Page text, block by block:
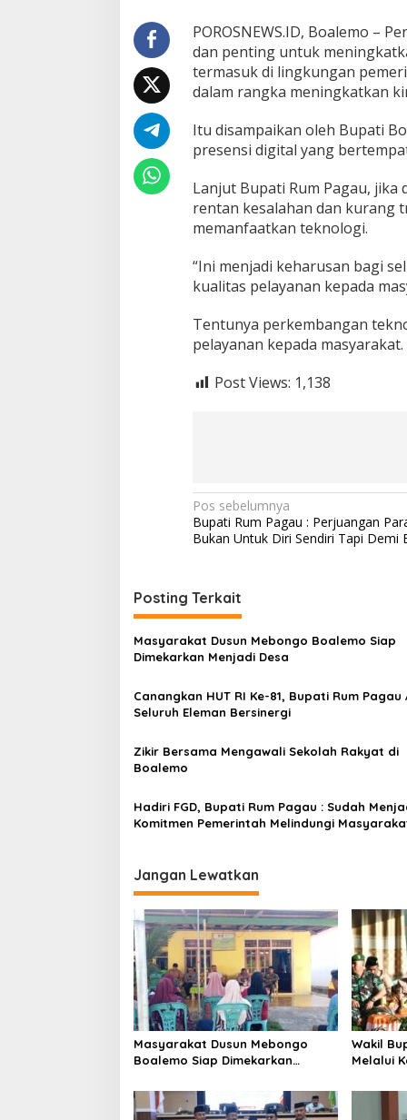
i
t
a
s
e
l
a
a
n
n
a
d
M
a
s
a
POROSNEWS.ID, Boalemo –
dan penting untuk
termasuk di lingkungan
dalam rangka meningkatkan
Itu disampaikan oleh Bupati
presensi digital yang
Lanjut Bupati Rum Pagau,
rentan kesalahan dan kurang
memanfaatkan teknologi.
“Ini menjadi keharusan bagi
kualitas pelayanan kepada
Tentunya perkembangan
pelayanan kepada masyarakat.
Post Views: 1,138
N
a
i
g
a
s
i
p
s
Pos sebelumnya
Bupati Rum Pagau : Perjuangan
Bukan Untuk Diri Sendiri Tapi Demi
Posting Terkait
Masyarakat Dusun Mebongo Boalemo Siap
Dimekarkan Menjadi Desa
Canangkan HUT RI Ke-81, Bupati Rum Pagau
Seluruh Eleman Bersinergi
Zikir Bersama Mengawali Sekolah Rakyat di
Boalemo
Hadiri FGD, Bupati Rum Pagau : Sudah
Komitmen Pemerintah Melindungi
Jangan Lewatkan
Masyarakat Dusun Mebongo
Boalemo Siap Dimekarkan
Wakil
Melalui
Pramuka